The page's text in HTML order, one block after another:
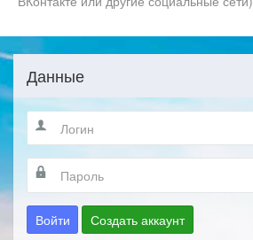
Данные
Войти Создать аккаунт